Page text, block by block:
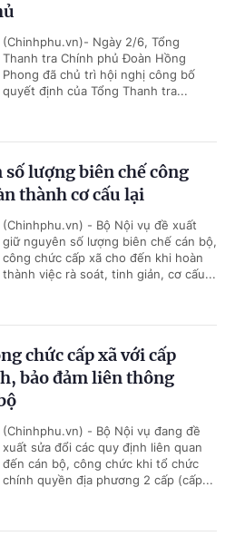
(Chinhphu.vn)- Ngày 2/6, Tổng
Thanh tra Chính phủ Đoàn Hồng
Phong đã chủ trì hội nghị công bố
quyết định của Tổng Thanh tra...
lượng biên chế công
thành cơ cấu lại
(Chinhphu.vn) - Bộ Nội vụ đề xuất
giữ nguyên số lượng biên chế cán bộ,
công chức cấp xã cho đến khi hoàn
thành việc rà soát, tinh giản, cơ cấu...
chức cấp xã với cấp
bảo đảm liên thông
(Chinhphu.vn) - Bộ Nội vụ đang đề
xuất sửa đổi các quy định liên quan
đến cán bộ, công chức khi tổ chức
chính quyền địa phương 2 cấp (cấp...